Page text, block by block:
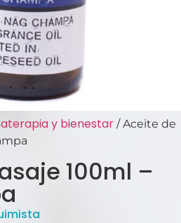
y bienestar / Aceite de
100ml –